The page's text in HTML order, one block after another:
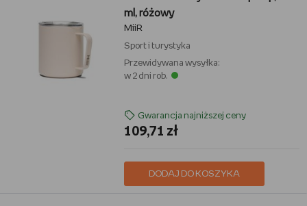
ml, różowy
MiiR
Sport i turystyka
Przewidywana wysyłka:
w 2 dni rob.
Gwarancja najniższej ceny
109,71 zł
DODAJ DO KOSZYKA